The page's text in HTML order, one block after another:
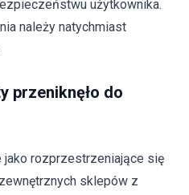
użytkownika.
należy natychmiast
przeniknęło do
jako rozprzestrzeniające się
sklepów z